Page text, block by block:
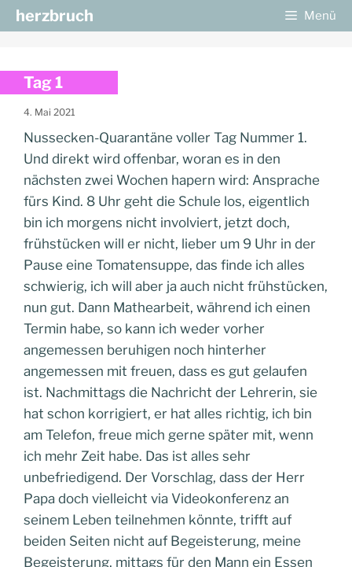
Zum
Inhalt
herzbruch Menü
Tag 1
4. Mai 2021
Nussecken-Quarantäne voller Tag Nummer 1.
Und direkt wird offenbar, woran es in den
nächsten zwei Wochen hapern wird: Ansprache
fürs Kind. 8 Uhr geht die Schule los, eigentlich
bin ich morgens nicht involviert, jetzt doch,
frühstücken will er nicht, lieber um 9 Uhr in der
Pause eine Tomatensuppe, das finde ich alles
schwierig, ich will aber ja auch nicht frühstücken,
nun gut. Dann Mathearbeit, während ich einen
Termin habe, so kann ich weder vorher
angemessen beruhigen noch hinterher
angemessen mit freuen, dass es gut gelaufen
ist. Nachmittags die Nachricht der Lehrerin, sie
hat schon korrigiert, er hat alles richtig, ich bin
am Telefon, freue mich gerne später mit, wenn
ich mehr Zeit habe. Das ist alles sehr
unbefriedigend. Der Vorschlag, dass der Herr
Papa doch vielleicht via Videokonferenz an
seinem Leben teilnehmen könnte, trifft auf
beiden Seiten nicht auf Begeisterung, meine
Begeisterung, mittags für den Mann ein Essen